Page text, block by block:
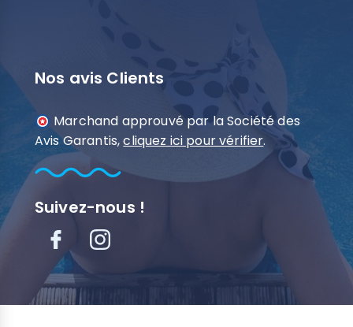
Nos avis Clients
Marchand approuvé par la Société des
Avis Garantis,cliquez ici pour vérifier.
Suivez-nous !